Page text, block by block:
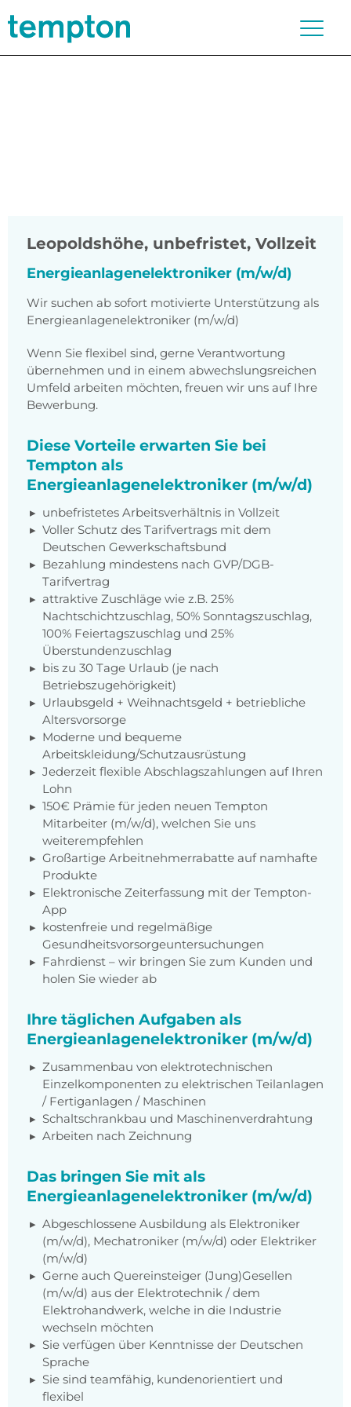
Leopoldshöhe, unbefristet, Vollzeit
Energieanlagenelektroniker (m/w/d)
Wir suchen ab sofort motivierte Unterstützung als
Energieanlagenelektroniker (m/w/d)
Wenn Sie flexibel sind, gerne Verantwortung
übernehmen und in einem abwechslungsreichen
Umfeld arbeiten möchten, freuen wir uns auf Ihre
Bewerbung.
Diese Vorteile erwarten Sie bei
Tempton als
Energieanlagenelektroniker (m/w/d)
unbefristetes Arbeitsverhältnis in Vollzeit
Voller Schutz des Tarifvertrags mit dem
Deutschen Gewerkschaftsbund
Bezahlung mindestens nach GVP/DGB-
Tarifvertrag
attraktive Zuschläge wie z.B. 25%
Nachtschichtzuschlag, 50% Sonntagszuschlag,
100% Feiertagszuschlag und 25%
Überstundenzuschlag
bis zu 30 Tage Urlaub (je nach
Betriebszugehörigkeit)
Urlaubsgeld + Weihnachtsgeld + betriebliche
Altersvorsorge
Moderne und bequeme
Arbeitskleidung/Schutzausrüstung
Jederzeit flexible Abschlagszahlungen auf Ihren
Lohn
150€ Prämie für jeden neuen Tempton
Mitarbeiter (m/w/d), welchen Sie uns
weiterempfehlen
Großartige Arbeitnehmerrabatte auf namhafte
Produkte
Elektronische Zeiterfassung mit der Tempton-
App
kostenfreie und regelmäßige
Gesundheitsvorsorgeuntersuchungen
Fahrdienst – wir bringen Sie zum Kunden und
holen Sie wieder ab
Ihre täglichen Aufgaben als
Energieanlagenelektroniker (m/w/d)
Zusammenbau von elektrotechnischen
Einzelkomponenten zu elektrischen Teilanlagen
/ Fertiganlagen / Maschinen
Schaltschrankbau und Maschinenverdrahtung
Arbeiten nach Zeichnung
Das bringen Sie mit als
Energieanlagenelektroniker (m/w/d)
Abgeschlossene Ausbildung als Elektroniker
(m/w/d), Mechatroniker (m/w/d) oder Elektriker
(m/w/d)
Gerne auch Quereinsteiger (Jung)Gesellen
(m/w/d) aus der Elektrotechnik / dem
Elektrohandwerk, welche in die Industrie
wechseln möchten
Sie verfügen über Kenntnisse der Deutschen
Sprache
Sie sind teamfähig, kundenorientiert und
flexibel